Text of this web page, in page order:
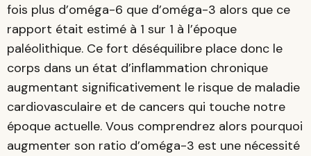
fois plus d’oméga-6 que d’oméga-3 alors que ce
rapport était estimé à 1 sur 1 à l’époque
paléolithique. Ce fort déséquilibre place donc le
corps dans un état d’inflammation chronique
augmentant significativement le risque de maladie
cardiovasculaire et de cancers qui touche notre
époque actuelle. Vous comprendrez alors pourquoi
augmenter son ratio d’oméga-3 est une nécessité